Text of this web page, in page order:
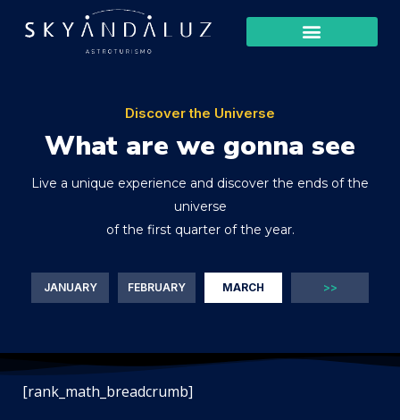
Discover the Universe
What are we gonna see
Live a unique experience and discover the ends of the
universe
of the first quarter of the year.
JANUARY FEBRUARY MARCH >>
[rank_math_breadcrumb]